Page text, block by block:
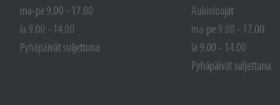
ma-pe 9.00 - 17.00
la 9.00 - 14.00
Pyhäpäivät suljettuna
Aukioloajat
ma-pe 9.00 - 17.00
la 9.00 - 14.00
Pyhäpäivät suljettuna